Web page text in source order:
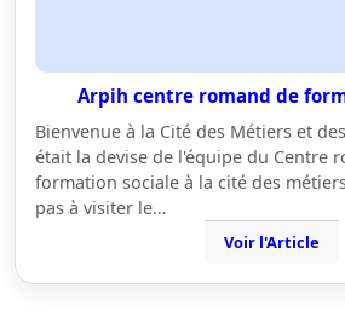
Arpih centre romand de
Bienvenue à la Cité des Métiers et
était la devise de l'équipe du Centre
formation sociale à la cité des
pas à visiter le…
Voir l'Article